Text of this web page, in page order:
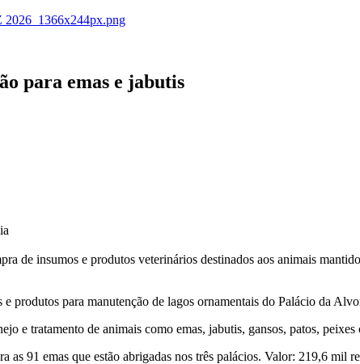
para emas e jabutis
de insumos e produtos veterinários destinados aos animais
produtos para manutenção de lagos ornamentais do Palácio da
e tratamento de animais como emas, jabutis, gansos, patos, peixes
as 91 emas que estão abrigadas nos três palácios. Valor: 219,6 mil